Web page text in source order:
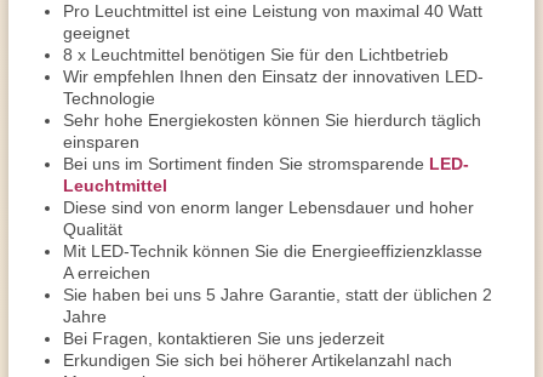
Pro Leuchtmittel ist eine Leistung von maximal 40 Watt
geeignet
8 x Leuchtmittel benötigen Sie für den Lichtbetrieb
Wir empfehlen Ihnen den Einsatz der innovativen LED-
Technologie
Sehr hohe Energiekosten können Sie hierdurch täglich
einsparen
Bei uns im Sortiment finden Sie stromsparende LED-
Leuchtmittel
Diese sind von enorm langer Lebensdauer und hoher
Qualität
Mit LED-Technik können Sie die Energieeffizienzklasse
A erreichen
Sie haben bei uns 5 Jahre Garantie, statt der üblichen 2
Jahre
Bei Fragen, kontaktieren Sie uns jederzeit
Erkundigen Sie sich bei höherer Artikelanzahl nach